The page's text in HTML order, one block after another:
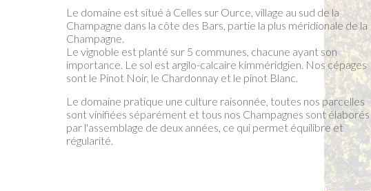
Le domaine est situé à Celles sur Ource, village au sud de la
Champagne dans la côte des Bars, partie la plus méridionale de la
Champagne.
Le vignoble est planté sur 5 communes, chacune ayant son
importance. Le sol est argilo-calcaire kimméridgien. Nos cépages
sont le Pinot Noir, le Chardonnay et le pinot Blanc.
Le domaine pratique une culture raisonnée, toutes nos parcelles
sont vinifiées séparément et tous nos Champagnes sont élaborés
par l'assemblage de deux années, ce qui permet équilibre et
régularité.